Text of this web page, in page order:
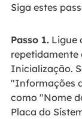
Siga estes
Passo 1.Ligue
repetidamente
Inicialização.
"Informações
como "Nome
Placa do